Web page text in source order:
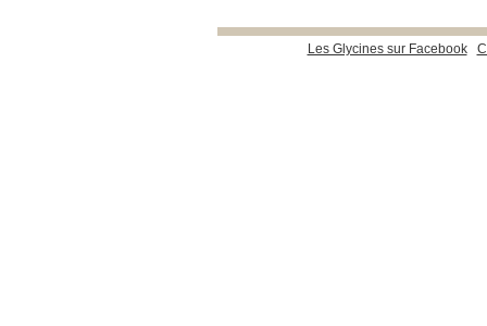
Les Glycines sur Facebook